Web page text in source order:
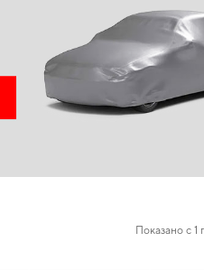
Показано с 1